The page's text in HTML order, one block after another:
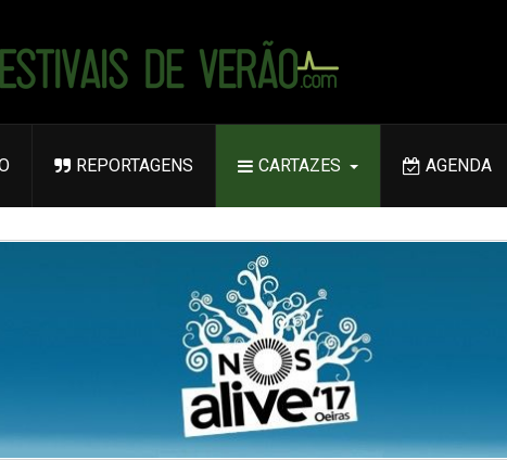
REPORTAGENS CARTAZES AGENDA